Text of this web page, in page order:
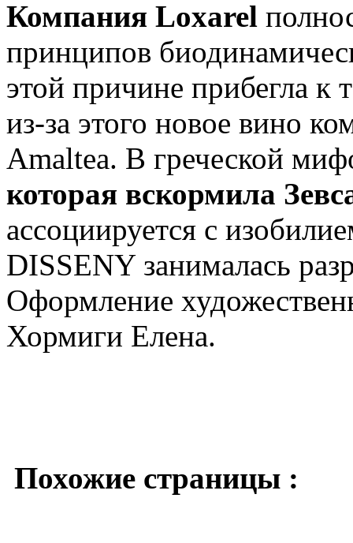
Компания Loxarel
принципов
этой причине прибегла
из-за этого новое вино
Amaltea. В греческой
которая вскормила
ассоциируется с
DISSENY занималась
Оформление
Хормиги Елена.
Похожие страницы :